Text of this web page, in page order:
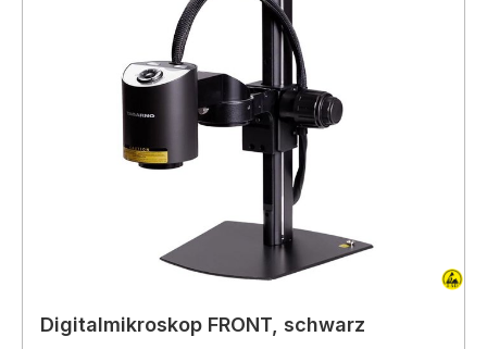
Digitalmikroskop FRONT, schwarz